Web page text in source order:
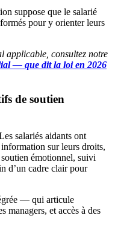
suppose que le salarié
pour y orienter leurs
applicable, consultez notre
— que dit la loi en 2026
de soutien
salariés aidants ont
sur leurs droits,
émotionnel, suivi
d’un cadre clair pour
— qui articule
managers, et accès à des